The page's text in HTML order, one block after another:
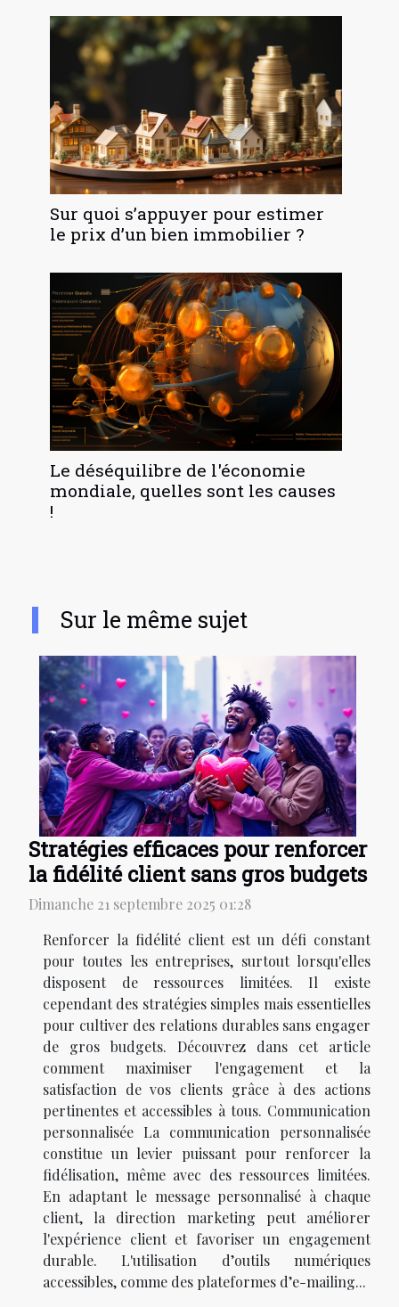
Sur quoi s’appuyer pour estimer
le prix d’un bien immobilier ?
Le déséquilibre de l'économie
mondiale, quelles sont les causes
!
Sur le même sujet
Stratégies efficaces pour renforcer
la fidélité client sans gros budgets
Dimanche 21 septembre 2025 01:28
Renforcer la fidélité client est un défi constant
pour toutes les entreprises, surtout lorsqu'elles
disposent de ressources limitées. Il existe
cependant des stratégies simples mais essentielles
pour cultiver des relations durables sans engager
de gros budgets. Découvrez dans cet article
comment maximiser l'engagement et la
satisfaction de vos clients grâce à des actions
pertinentes et accessibles à tous. Communication
personnalisée La communication personnalisée
constitue un levier puissant pour renforcer la
fidélisation, même avec des ressources limitées.
En adaptant le message personnalisé à chaque
client, la direction marketing peut améliorer
l'expérience client et favoriser un engagement
durable. L'utilisation d’outils numériques
accessibles, comme des plateformes d’e-mailing...